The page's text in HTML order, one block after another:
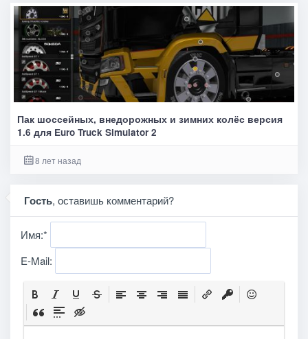
Пак шоссейных, внедорожных и зимних колёс версия
1.6 для Euro Truck Simulator 2
8 лет назад
Гость, оставишь комментарий?
Имя:*
E-Mail: